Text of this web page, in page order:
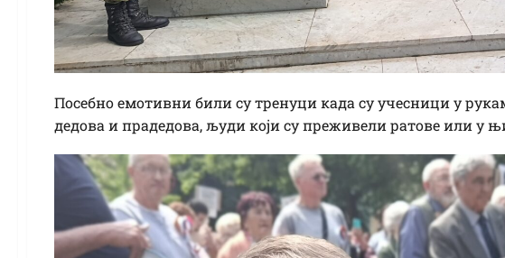
Посебно емотивни били су тренуци када су учесници у
дедова и прадедова, људи који су преживели ратове или у